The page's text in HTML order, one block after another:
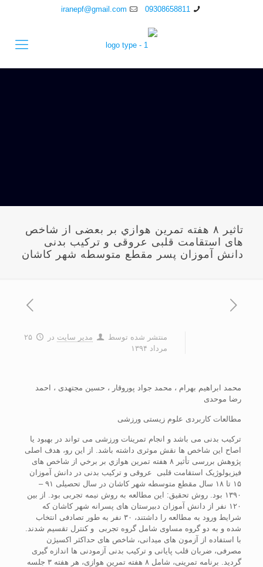
09308658811
iranepf@gmail.com
تاثير ۸ هفته تمرين هوازي بر بعضی از شاخص
های استقامت قلبی عروقی و ترکیب بدنی
دانش آموزان پسر مقطع متوسطه شهر کاشان
منتشر شده توسط مدیر سایت در
۲۵
مرداد ۱۳۹۴
محمد ابراهیم بهرام ، محمد جواد پوروقار ، حسین مجتهدی ، احمد
رضا موحدی
مطالعات کاربردی علوم زیستی ورزشی
ترکیب بدنی می باشد و انجام تمرینات ورزشی می تواند در بهبود یا
اصاح این شاخص ها نقش موثری داشته باشد. از این رو، هدف اصلی
پژوهش بررسی تأثير ۸ هفته تمرين هوازي بر برخي از شاخص های
فیزیولوژیک استقامت قلبی عروقی و ترکیب بدنی در دانش آموزان
۱۵ تا ۱۸ سال مقطع متوسطه شهر کاشان در سال تحصیلی ۹۱ –
۱۳۹۰ بود. روش تحقیق: این مطالعه به روش نیمه تجربی بود. از بین
۱۲۰ نفر از دانش آموزان دبیرستان های پسرانه شهر کاشان که
شرایط ورود به مطالعه را داشتند، ۳۰ نفر به طور تصادفی انتخاب
شده و به دو گروه مساوی شامل گروه تجربی و کنترل تقسیم شدند.
با استفاده از آزمون های میدانی، شاخص های حداکثر اکسیژن
مصرفی، ضربان قلب پایانی و ترکیب بدنی آزمودنی ها اندازه گیری
گردید. برنامه تمرینی، شامل ۸ هفته تمرین هوازی، هر هفته ۳ جلسه